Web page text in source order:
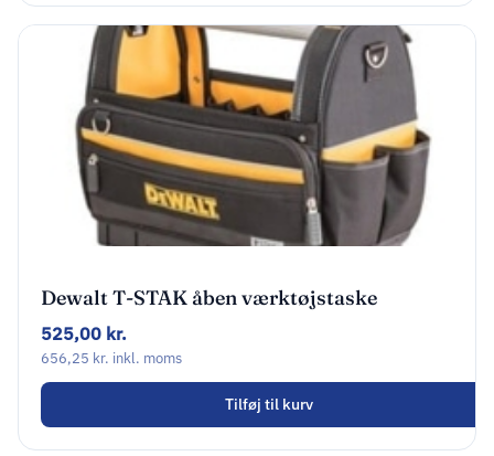
Dewalt T-STAK åben værktøjstaske
DWST82990-1
525,00 kr.
656,25 kr. inkl. moms
Tilføj til kurv